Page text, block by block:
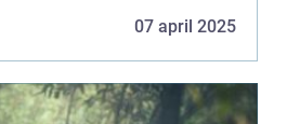
07 april 2025